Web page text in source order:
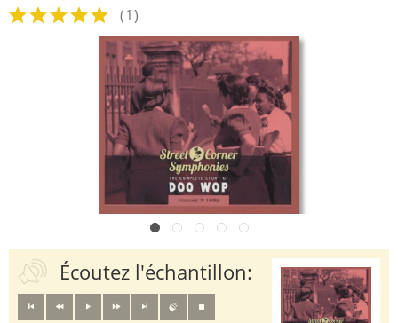
(1)
Écoutez l'échantillon: